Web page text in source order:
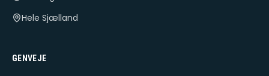
Hele Sjælland
GENVEJE